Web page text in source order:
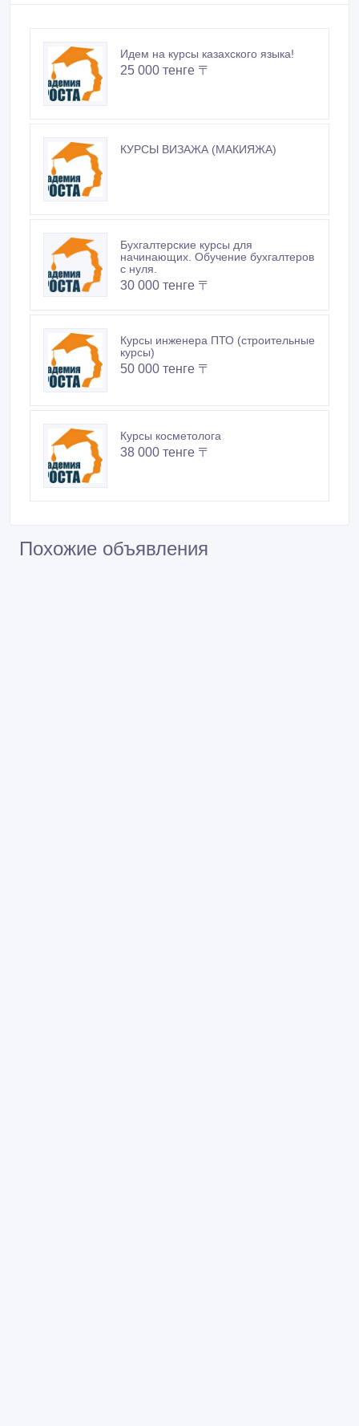
Идем на курсы казахского языка!
25 000 тенге 〒
КУРСЫ ВИЗАЖА (МАКИЯЖА)
Бухгалтерские курсы для
начинающих. Обучение бухгалтеров
с нуля.
30 000 тенге 〒
Курсы инженера ПТО (строительные
курсы)
50 000 тенге 〒
Курсы косметолога
38 000 тенге 〒
Похожие объявления